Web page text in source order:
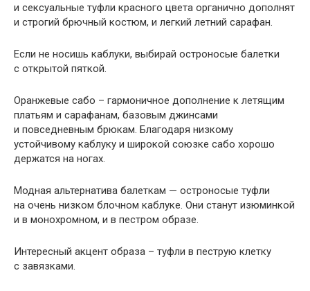
и сексуальные туфли красного цвета органично дополнят
и строгий брючный костюм, и легкий летний сарафан.
Если не носишь каблуки, выбирай остроносые балетки
с открытой пяткой.
Оранжевые сабо – гармоничное дополнение к летящим
платьям и сарафанам, базовым джинсами
и повседневным брюкам. Благодаря низкому
устойчивому каблуку и широкой союзке сабо хорошо
держатся на ногах.
Модная альтернатива балеткам — остроносые туфли
на очень низком блочном каблуке. Они станут изюминкой
и в монохромном, и в пестром образе.
Интересный акцент образа – туфли в пеструю клетку
с завязками.